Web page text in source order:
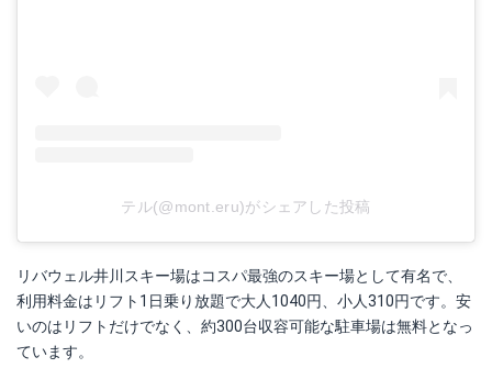
テル(@mont.eru)がシェアした投稿
リバウェル井川スキー場はコスパ最強のスキー場として有名で、
利用料金はリフト1日乗り放題で大人1040円、小人310円です。安
いのはリフトだけでなく、約300台収容可能な駐車場は無料となっ
ています。